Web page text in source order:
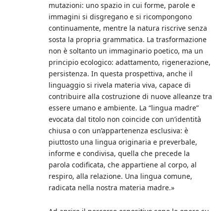
mutazioni: uno spazio in cui forme, parole e
immagini si disgregano e si ricompongono
continuamente, mentre la natura riscrive senza
sosta la propria grammatica. La trasformazione
non è soltanto un immaginario poetico, ma un
principio ecologico: adattamento, rigenerazione,
persistenza. In questa prospettiva, anche il
linguaggio si rivela materia viva, capace di
contribuire alla costruzione di nuove alleanze tra
essere umano e ambiente. La “lingua madre”
evocata dal titolo non coincide con un’identità
chiusa o con un’appartenenza esclusiva: è
piuttosto una lingua originaria e preverbale,
informe e condivisa, quella che precede la
parola codificata, che appartiene al corpo, al
respiro, alla relazione. Una lingua comune,
radicata nella nostra materia madre.»